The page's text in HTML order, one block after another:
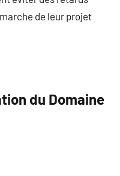
de leur projet
du Domaine